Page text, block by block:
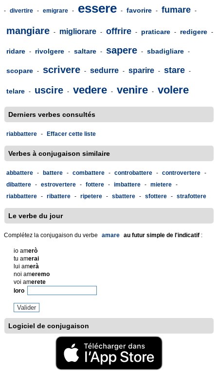
- divertire - emigrare - essere - favorire - fumare -
mangiare - migliorare - offrire - praticare - redigere -
ridare - rivolgere - saltare - sapere - sbadigliare -
scopare - scrivere - sedurre - sparire - stare -
telare - uscire - vedere - venire - volere
Derniers verbes consultés
riabbattere - Effacer cette liste
Verbes à conjugaison similaire
abbattere - battere - combattere - controbattere - controvertere -
dibattere - estrovertere - fottere - imbattere - mietere -
riabbattere - ribattere - ripetere - sbattere - sfottere - strafottere
Le verbe du jour
Complétez la conjugaison du verbe amare au futur simple de l'indicatif :
io amerò
tu amerai
lui amerà
noi ameremo
voi amerete
loro
Logiciel de conjugaison